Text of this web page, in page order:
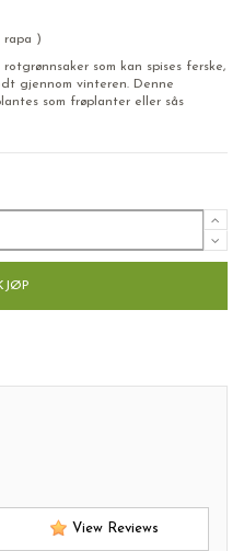
rapa )
som kan spises ferske,
gjennom vinteren. Denne
som frøplanter eller sås
View Reviews